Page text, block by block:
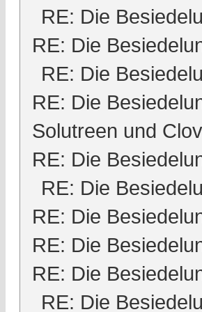
RE: Die
RE: Die
RE: Die
RE: Die
Solutreen und
RE: Die
RE: Die
RE: Die
RE: Die
RE: Die
RE: Die